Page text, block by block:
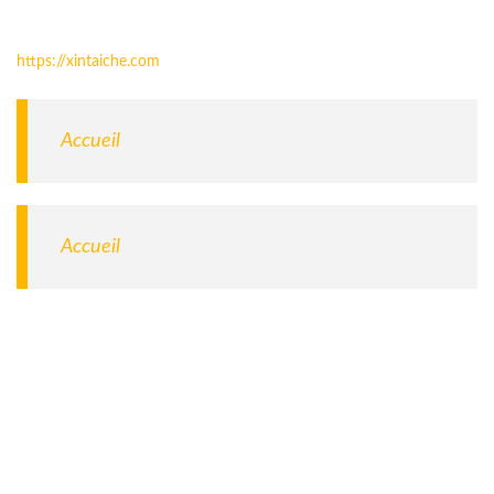
https://xintaiche.com
Accueil
Accueil